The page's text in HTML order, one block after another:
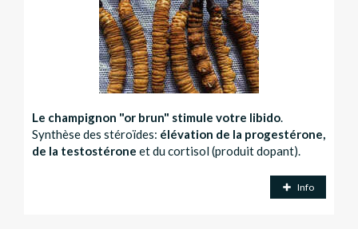
Le champignon "or brun" stimule votre libido.
Synthèse des stéroïdes: élévation de la progestérone,
de la testostérone et du cortisol (produit dopant).
Info